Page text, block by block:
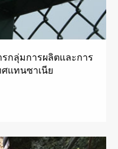
กลุ่มการผลิตและการ
ศแทนซาเนีย